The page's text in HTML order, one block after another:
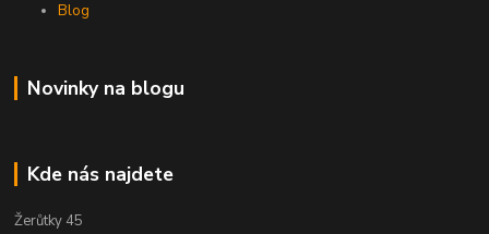
Blog
Novinky na blogu
Kde nás najdete
Žerůtky 45